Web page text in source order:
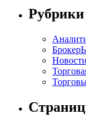
Рубрики
Новости